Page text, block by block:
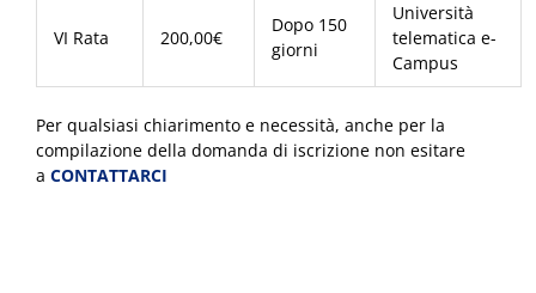
VI Rata 200,00€
Dopo 150
giorni
Università
telematica e-
Campus
Per qualsiasi chiarimento e necessità, anche per la
compilazione della domanda di iscrizione non esitare
a CONTATTARCI